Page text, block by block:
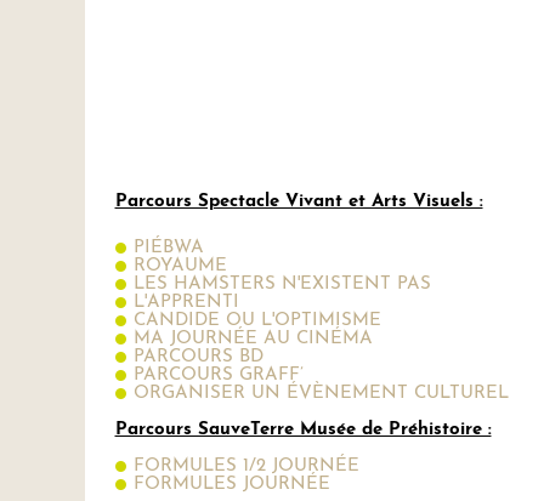
Parcours Spectacle Vivant et Arts Visuels :
PIÉBWA
ROYAUME
LES HAMSTERS N'EXISTENT PAS
L'APPRENTI
CANDIDE OU L'OPTIMISME
MA JOURNÉE AU CINÉMA
PARCOURS BD
PARCOURS GRAFF’
ORGANISER UN ÉVÈNEMENT CULTUREL
Parcours SauveTerre Musée de Préhistoire :
FORMULES 1/2 JOURNÉE
FORMULES JOURNÉE